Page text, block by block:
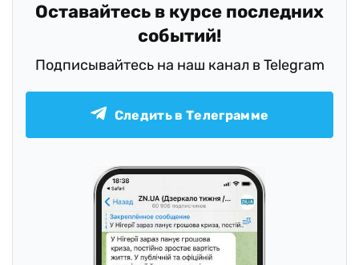
Оставайтесь в курсе последних
событий!
Подписывайтесь на наш канал в Telegram
Следить в Телеграмме